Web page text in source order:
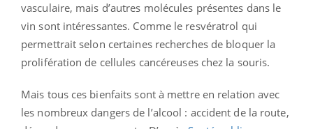
vasculaire, mais d’autres molécules présentes dans le
vin sont intéressantes. Comme le resvératrol qui
permettrait selon certaines recherches de bloquer la
prolifération de cellules cancéreuses chez la souris.
Mais tous ces bienfaits sont à mettre en relation avec
les nombreux dangers de l’alcool : accident de la route,